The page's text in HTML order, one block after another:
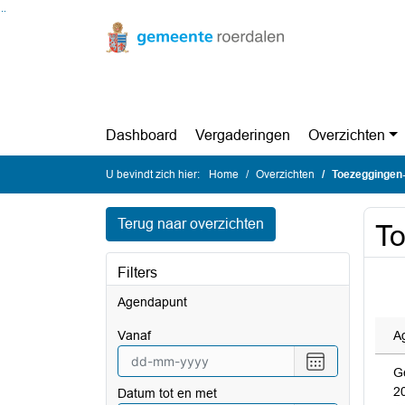
Ga naar de inhoud van deze pagina
Ga naar het zoeken
Ga naar het menu
Dashboard Vergaderingen Overzichten
U bevindt zich hier: Home Overzichten
Terug naar overzichten
Filters
Agendapunt
vanaf
Selecteer
een
Datum tot en met